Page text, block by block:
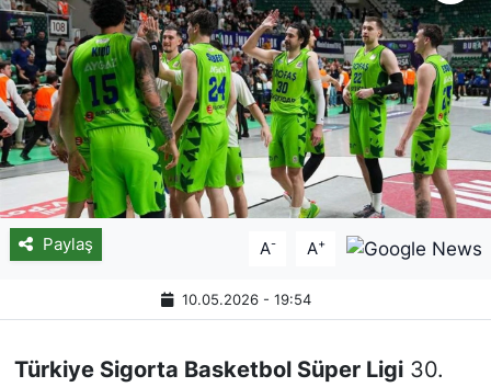
Paylaş A- A+
10.05.2026 - 19:54
Türkiye Sigorta Basketbol Süper Ligi30.